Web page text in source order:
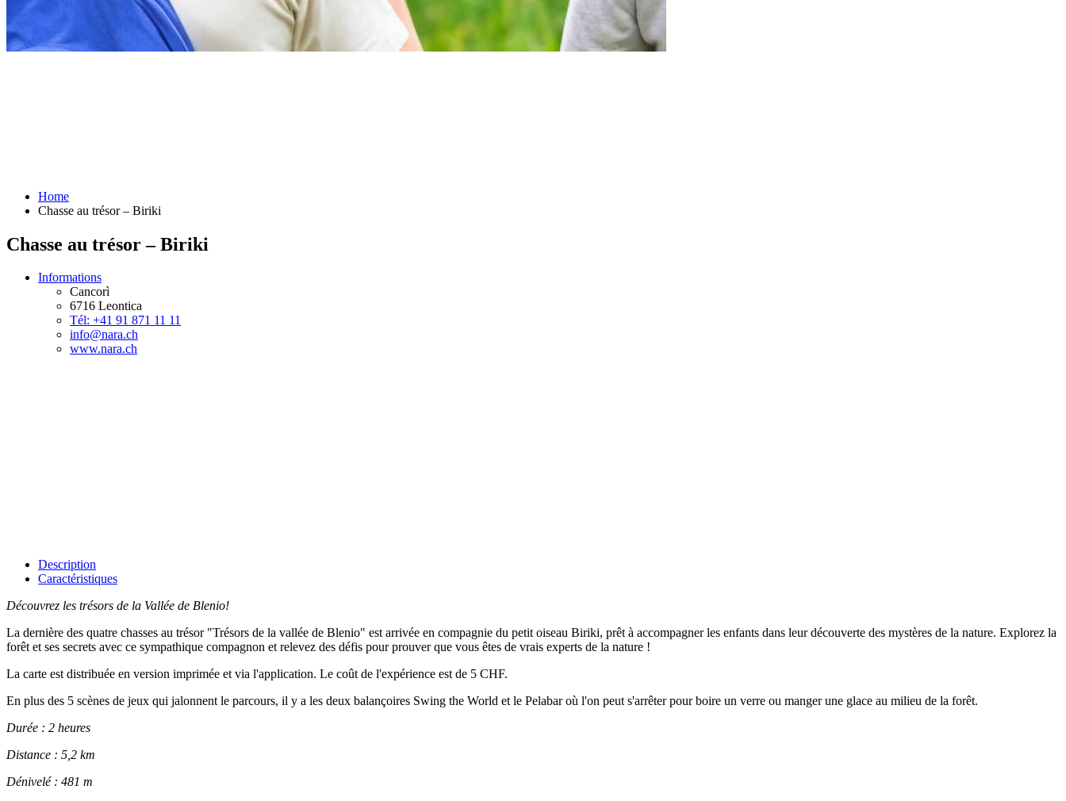
Home
Chasse au trésor – Biriki
Chasse au trésor – Biriki
Informations
Cancorì
6716 Leontica
Tél: +41 91 871 11 11
info@nara.ch
www.nara.ch
Description
Caractéristiques
Découvrez les trésors de la Vallée de Blenio!
La dernière des quatre chasses au trésor "Trésors de la vallée de Blenio" est arrivée en compagnie du petit oiseau Biriki, prêt à accompagner les enfants dans leur découverte des mystères de la nature. Explorez la
forêt et ses secrets avec ce sympathique compagnon et relevez des défis pour prouver que vous êtes de vrais experts de la nature !
La carte est distribuée en version imprimée et via l'application. Le coût de l'expérience est de 5 CHF.
En plus des 5 scènes de jeux qui jalonnent le parcours, il y a les deux balançoires Swing the World et le Pelabar où l'on peut s'arrêter pour boire un verre ou manger une glace au milieu de la forêt.
Durée : 2 heures
Distance : 5,2 km
Dénivelé : 481 m